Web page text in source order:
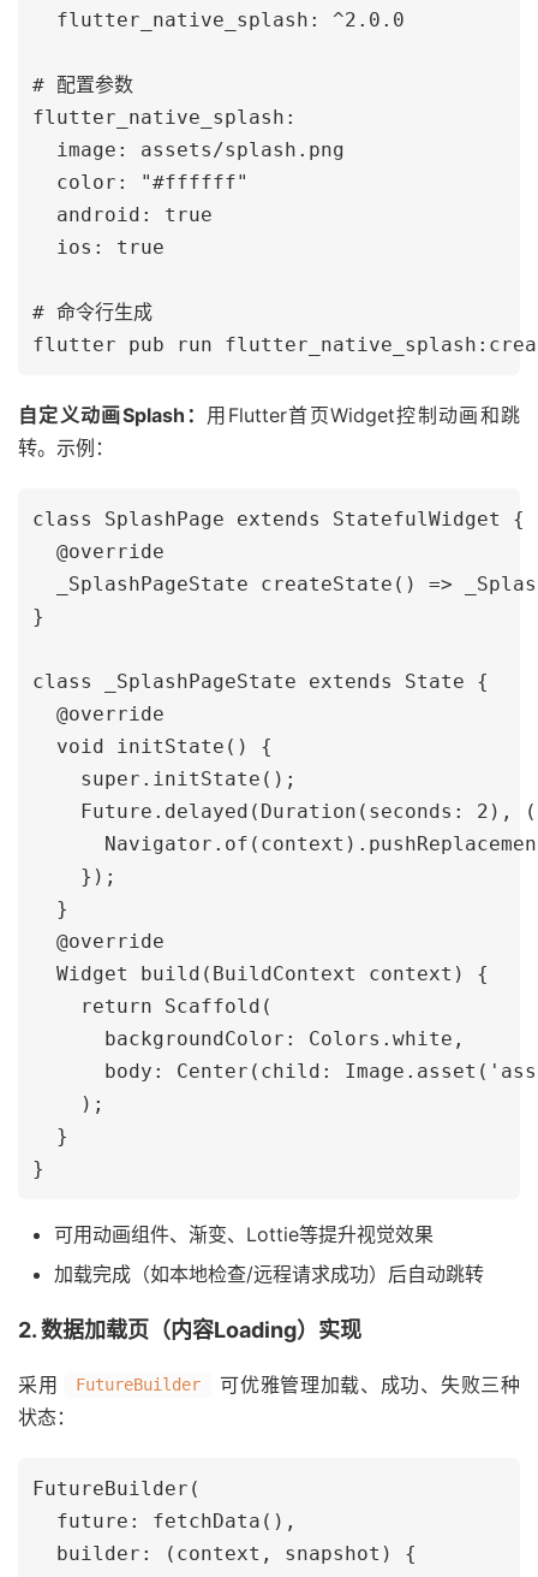
  flutter_native_splash: ^2.0.0
# 配置参数
flutter_native_splash:
  image: assets/splash.png
  color: "#ffffff"
  android: true
  ios: true
# 命令行生成
自定义动画Splash： 用Flutter首页Widget控制动画和跳
转。示例：
class SplashPage extends StatefulWidget {
  @override
_SplashPageState createState() =>
}
class _SplashPageState extends State {
  @override
  void initState() {
    super.initState();
Future.delayed(Duration(seconds: 2),
    });
  }
  @override
  Widget build(BuildContext context) {
    return Scaffold(
      backgroundColor: Colors.white,
body: Center(child:
    );
  }
可用动画组件、渐变、Lottie等提升视觉效果
加载完成（如本地检查/远程请求成功）后自动跳转
2. 数据加载页（内容Loading）实现
采用 FutureBuilder
可优雅管理加载、成功、失败三种
状态：
FutureBuilder(
  future: fetchData(),
  builder: (context, snapshot) {